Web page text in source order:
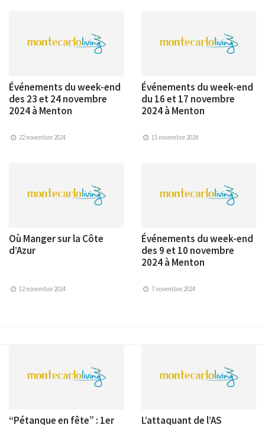
Événements du week-end
des 23 et 24 novembre
2024 à Menton
22 novembre 2024
Événements du week-end
du 16 et 17 novembre
2024 à Menton
15 novembre 2024
Où Manger sur la Côte
d’Azur
12 novembre 2024
Événements du week-end
des 9 et 10 novembre
2024 à Menton
7 novembre 2024
“Pétanque en fête” : 1er
L’attaquant de l’AS